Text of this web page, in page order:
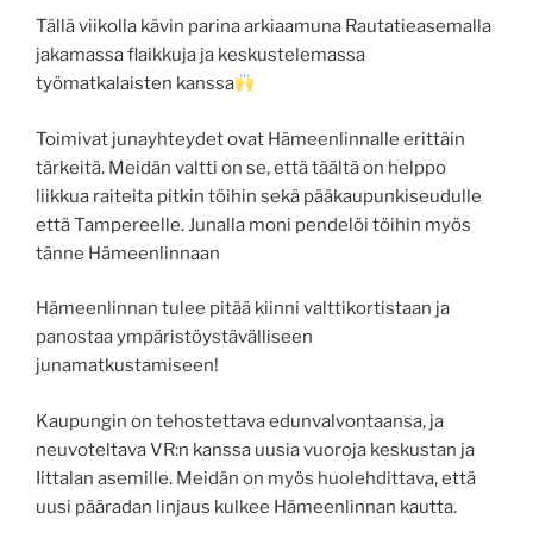
Tällä viikolla kävin parina arkiaamuna Rautatieasemalla
jakamassa flaikkuja ja keskustelemassa
työmatkalaisten kanssa
Toimivat junayhteydet ovat Hämeenlinnalle erittäin
tärkeitä. Meidän valtti on se, että täältä on helppo
liikkua raiteita pitkin töihin sekä pääkaupunkiseudulle
että Tampereelle. Junalla moni pendelöi töihin myös
tänne Hämeenlinnaan
Hämeenlinnan tulee pitää kiinni valttikortistaan ja
panostaa ympäristöystävälliseen
junamatkustamiseen!
Kaupungin on tehostettava edunvalvontaansa, ja
neuvoteltava VR:n kanssa uusia vuoroja keskustan ja
Iittalan asemille. Meidän on myös huolehdittava, että
uusi pääradan linjaus kulkee Hämeenlinnan kautta.